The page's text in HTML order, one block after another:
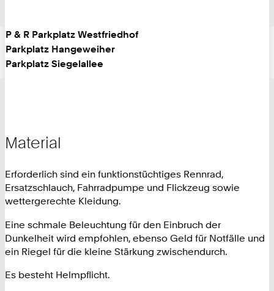
P & R Parkplatz Westfriedhof
Parkplatz Hangeweiher
Parkplatz Siegelallee
Material
Erforderlich sind ein funktionstüchtiges Rennrad,
Ersatzschlauch, Fahrradpumpe und Flickzeug sowie
wettergerechte Kleidung.
Eine schmale Beleuchtung für den Einbruch der
Dunkelheit wird empfohlen, ebenso Geld für Notfälle und
ein Riegel für die kleine Stärkung zwischendurch.
Es besteht Helmpflicht.